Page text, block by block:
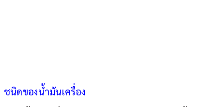
ชนิดของน้ำมันเครื่อง